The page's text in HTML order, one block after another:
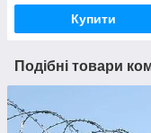
Купити
Подібні товари